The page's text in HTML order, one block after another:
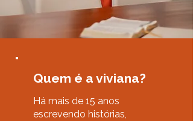
Quem é a viviana?
Há mais de 15 anos
escrevendo histórias,